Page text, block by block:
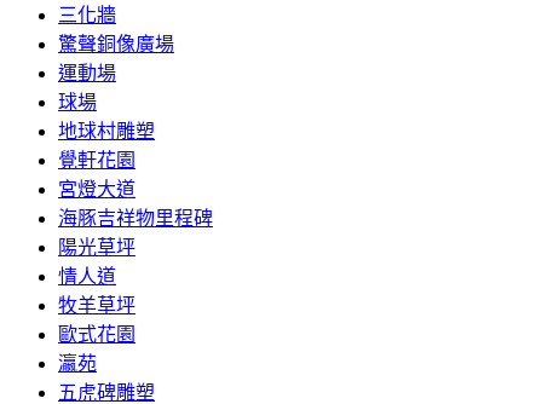
三化牆
驚聲銅像廣場
運動場
球場
地球村雕塑
覺軒花園
宮燈大道
海豚吉祥物里程碑
陽光草坪
情人道
牧羊草坪
歐式花園
瀛苑
五虎碑雕塑